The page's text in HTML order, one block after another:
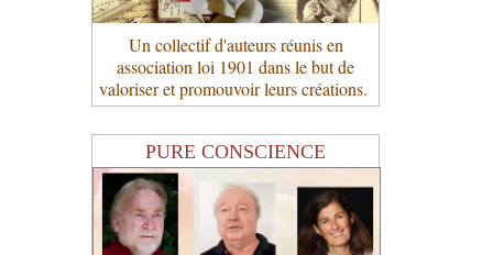
Un collectif d'auteurs réunis en
association loi 1901 dans le but de
valoriser et promouvoir leurs créations.
PURE CONSCIENCE